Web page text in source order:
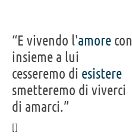
“E vivendo l'amore con
insieme a lui
cesseremo di esistere
smetteremo di viverci
di amarci.”